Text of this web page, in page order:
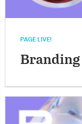
PAGE LIVE!
Branding